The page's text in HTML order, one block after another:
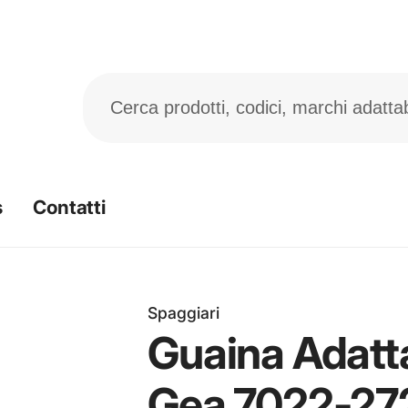
Contatti
Spaggiari
Guaina